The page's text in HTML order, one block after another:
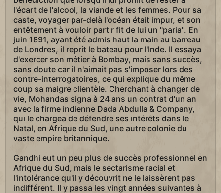
l'écart de l'alcool, la viande et les femmes. Pour sa
caste, voyager par-delà l'océan était impur, et son
entêtement à vouloir partir fit de lui un "paria". En
juin 1891, ayant été admis haut la main au barreau
de Londres, il reprit le bateau pour l'Inde. Il essaya
d'exercer son métier à Bombay, mais sans succès,
sans doute car il n'aimait pas s'imposer lors des
contre-interrogatoires, ce qui explique du même
coup sa maigre clientèle. Cherchant à changer de
vie, Mohandas signa à 24 ans un contrat d'un an
avec la firme indienne Dada Abdulla & Company,
qui le chargea de défendre ses intérêts dans le
Natal, en Afrique du Sud, une autre colonie du
vaste empire britannique.
Gandhi eut un peu plus de succès professionnel en
Afrique du Sud, mais le sectarisme racial et
l'intolérance qu'il y découvrit ne le laissèrent pas
indifférent. Il y passa les vingt années suivantes à